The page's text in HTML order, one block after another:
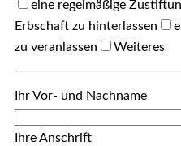
eine regelmäßige
Erbschaft zu hinterlassen
zu veranlassen
Weiteres
Ihr Vor- und Nachname
Ihre Anschrift